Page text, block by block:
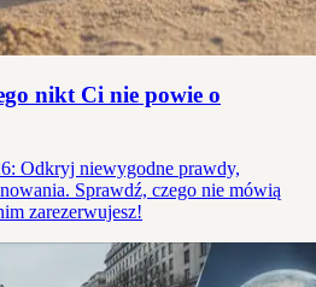
nikt Ci nie powie o
Odkryj niewygodne prawdy,
Sprawdź, czego nie mówią
zarezerwujesz!